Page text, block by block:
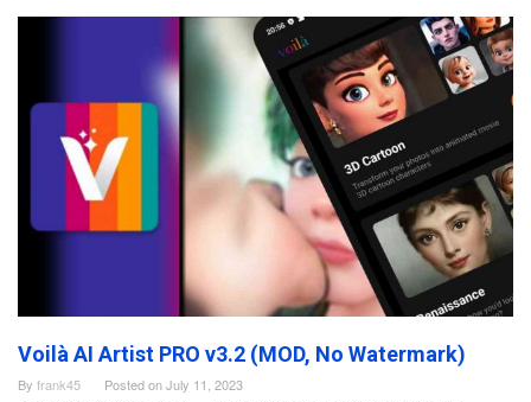
Voilà AI Artist PRO v3.2 (MOD, No Watermark)
By frank45 Posted onJuly 11, 2023